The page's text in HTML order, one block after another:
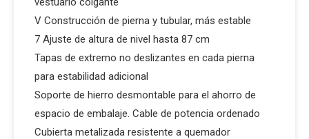
V Construcción de pierna y tubular, más estable
7 Ajuste de altura de nivel hasta 87 cm
Tapas de extremo no deslizantes en cada pierna
para estabilidad adicional
Soporte de hierro desmontable para el ahorro de
espacio de embalaje. Cable de potencia ordenado
Cubierta metalizada resistente a quemador